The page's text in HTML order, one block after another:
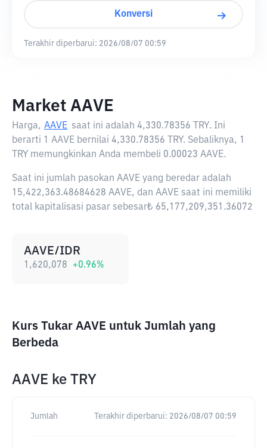
Konversi
Terakhir diperbarui: 2026/08/07 00:59
Market AAVE
Harga, AAVE saat ini adalah 4,330.78356 TRY. Ini
berarti 1 AAVE bernilai 4,330.78356 TRY. Sebaliknya, 1
TRY memungkinkan Anda membeli 0.00023 AAVE.
Saat ini jumlah pasokan AAVE yang beredar adalah
15,422,363.48684628 AAVE, dan AAVE saat ini memiliki
total kapitalisasi pasar sebesar₺ 65,177,209,351.36072
AAVE/IDR
1,620,078 +0.96%
Kurs Tukar AAVE untuk Jumlah yang
Berbeda
AAVE ke TRY
Jumlah Terakhir diperbarui: 2026/08/07 00:59